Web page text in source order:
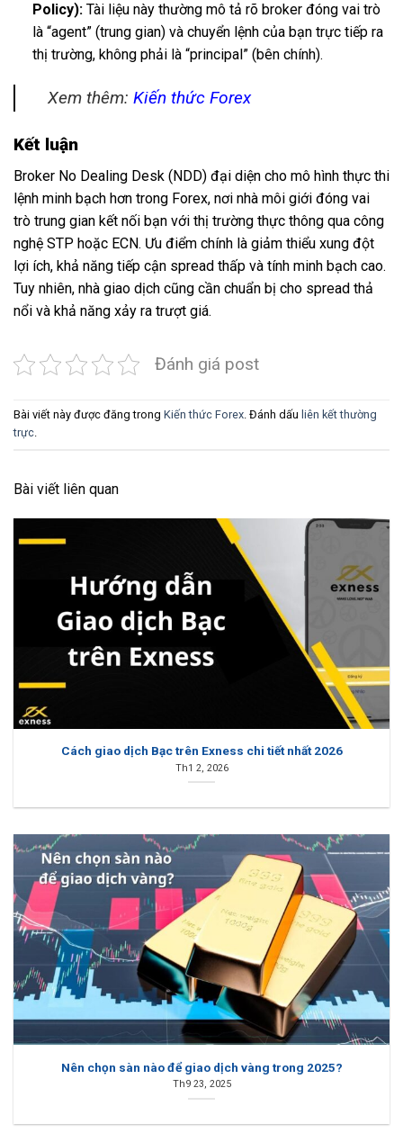
Policy):Tài liệu này thường mô tả rõ broker đóng vai trò
là “agent” (trung gian) và chuyển lệnh của bạn trực tiếp ra
thị trường, không phải là “principal” (bên chính).
Xem thêm: Kiến thức Forex
Kết luận
Broker No Dealing Desk (NDD) đại diện cho mô hình thực thi
lệnh minh bạch hơn trong Forex, nơi nhà môi giới đóng vai
trò trung gian kết nối bạn với thị trường thực thông qua công
nghệ STP hoặc ECN. Ưu điểm chính là giảm thiểu xung đột
lợi ích, khả năng tiếp cận spread thấp và tính minh bạch cao.
Tuy nhiên, nhà giao dịch cũng cần chuẩn bị cho spread thả
nổi và khả năng xảy ra trượt giá.
Đánh giá post
Bài viết này được đăng trong Kiến thức Forex. Đánh dấu liên kết thường
trực.
Bài viết liên quan
Cách giao dịch Bạc trên Exness chi tiết nhất 2026
Th1 2, 2026
Nên chọn sàn nào để giao dịch vàng trong 2025?
Th9 23, 2025